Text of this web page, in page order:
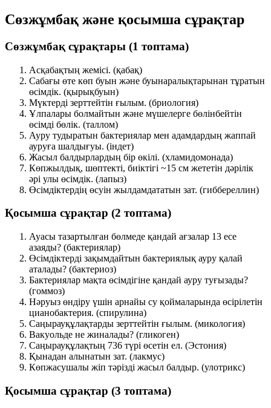
Сөзжұмбақ және қосымша сұрақтар
Сөзжұмбақ сұрақтары (1 топтама)
Асқабақтың жемісі. (қабақ)
Сабағы өте көп буын және буынаралықтарынан тұратын
өсімдік. (қырықбуын)
Мүктерді зерттейтін ғылым. (бриология)
Ұлпалары болмайтын және мүшелерге бөлінбейтін
өсімді бөлік. (таллом)
Ауру тудыратын бактериялар мен адамдардың жаппай
ауруға шалдығуы. (індет)
Жасыл балдырлардың бір өкілі. (хламидомонада)
Көпжылдық, шөптекті, биіктігі ~15 см жететін дәрілік
әрі улы өсімдік. (лапыз)
Өсімдіктердің өсуін жылдамдататын зат. (гиббереллин)
Қосымша сұрақтар (2 топтама)
Ауасы тазартылған бөлмеде қандай ағзалар 13 есе
азаяды? (бактериялар)
Өсімдіктерді зақымдайтын бактериялық ауру қалай
аталады? (бактериоз)
Бактериялар мақта өсімдігіне қандай ауру туғызады?
(гоммоз)
Нәруыз өндіру үшін арнайы су қоймаларында өсірілетін
цианобактерия. (спирулина)
Саңырауқұлақтарды зерттейтін ғылым. (микология)
Вакуольде не жиналады? (гликоген)
Саңырауқұлақтың 736 түрі өсетін ел. (Эстония)
Қынадан алынатын зат. (лакмус)
Көпжасушалы жіп тәрізді жасыл балдыр. (улотрикс)
Қосымша сұрақтар (3 топтама)